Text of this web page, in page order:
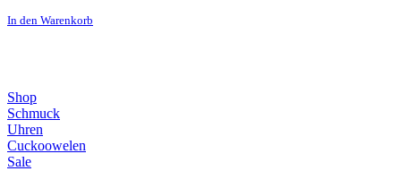
In den Warenkorb
Shop
Schmuck
Uhren
Cuckoowelen
Sale